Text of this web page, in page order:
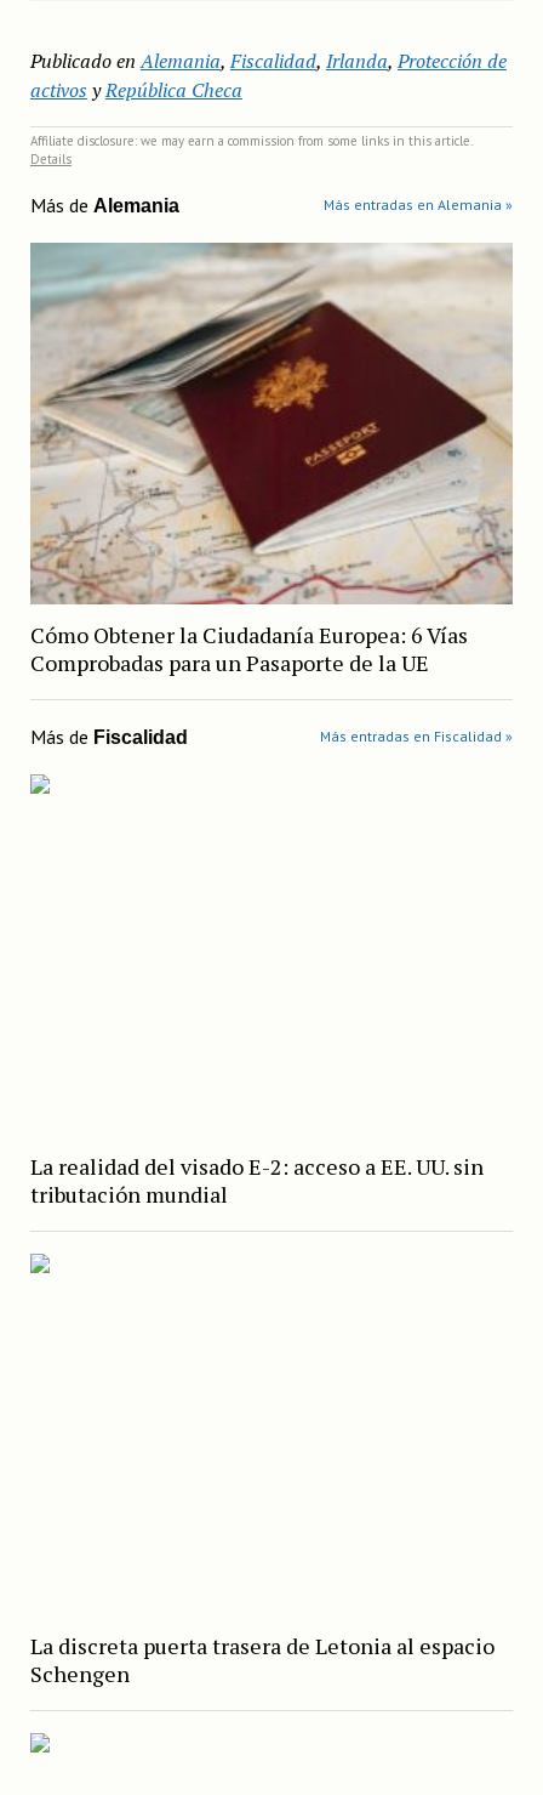
Publicado en Alemania,Fiscalidad, Irlanda,Protección de
activosyRepública Checa
Affiliate disclosure: we may earn a commission from some links in this article.
Details
Más de Alemania Más entradas en Alemania »
Cómo Obtener la Ciudadanía Europea: 6 Vías
Comprobadas para un Pasaporte de la UE
Más de Fiscalidad Más entradas en Fiscalidad »
La realidad del visado E-2: acceso a EE. UU. sin
tributación mundial
La discreta puerta trasera de Letonia al espacio
Schengen